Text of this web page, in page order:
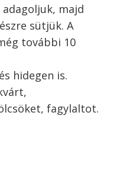
majd
sütjük. A
további 10
hidegen is.
fagylaltot.